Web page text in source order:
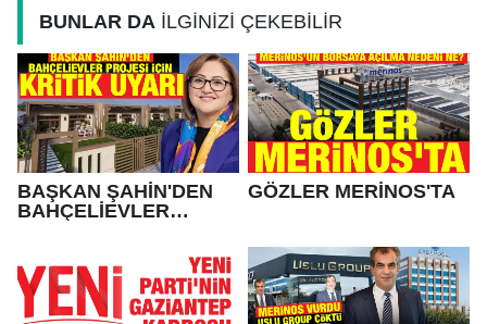
BUNLAR DA İLGİNİZİ ÇEKEBİLİR
BAŞKAN ŞAHİN'DEN
BAHÇELİEVLER
GÖZLER MERİNOS'TA